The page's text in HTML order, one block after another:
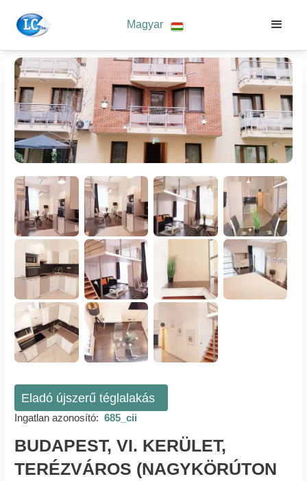
Magyar
Eladó újszerű téglalakás
Ingatlan azonosító: 685_cii
BUDAPEST, VI. KERÜLET,
TERÉZVÁROS (NAGYKÖRÚTON